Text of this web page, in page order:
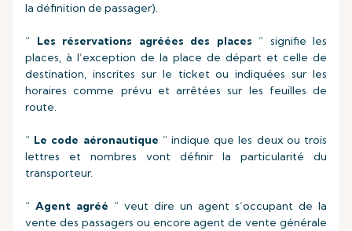
la définition de passager).
“ Les réservations agréées des places ” signifie les
places, à l’exception de la place de départ et celle de
destination, inscrites sur le ticket ou indiquées sur les
horaires comme prévu et arrêtées sur les feuilles de
route.
“ Le code aéronautique ” indique que les deux ou trois
lettres et nombres vont définir la particularité du
transporteur.
“ Agent agréé ” veut dire un agent s’occupant de la
vente des passagers ou encore agent de vente générale